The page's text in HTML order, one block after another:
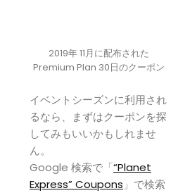
2019年 11月に配布された
Premium Plan 30日のクーポン
イベントシーズンに利用され
るなら、まずはクーポンを探
してみもいいかもしれませ
ん。
Google 検索で「“Planet
Express” Coupons 」で検索